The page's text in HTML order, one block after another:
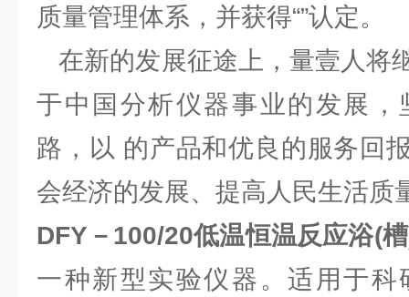
质量管理体系，并获得“”认定。
在新的发展征途上，量壹人将
于中国分析仪器事业的发展，
路，以 的产品和优良的服务回
会经济的发展、提高人民生活质
DFY－100/20低温恒温反应浴(
一种新型实验仪器。适用于